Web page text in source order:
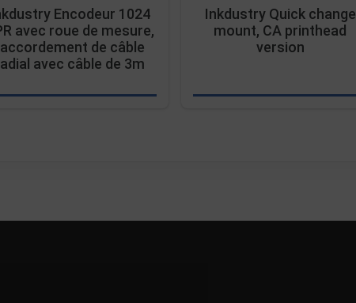
Encodeur 1024
avec roue de mesure,
de câble
avec câble de 3m
Inkdustry Quick change
mount, CA printhead
version